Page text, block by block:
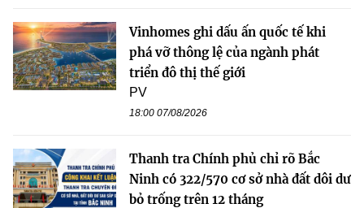
Vinhomes ghi dấu ấn quốc tế khi
phá vỡ thông lệ của ngành phát
triển đô thị thế giới
PV
18:00 07/08/2026
Thanh tra Chính phủ chỉ rõ Bắc
Ninh có 322/570 cơ sở nhà đất dôi dư
bỏ trống trên 12 tháng